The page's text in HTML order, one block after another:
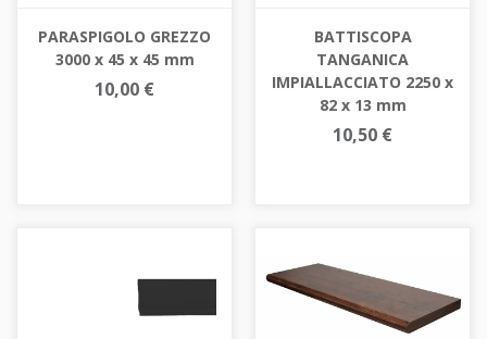
PARASPIGOLO GREZZO
3000 x 45 x 45 mm
10,00 €
BATTISCOPA
TANGANICA
IMPIALLACCIATO 2250 x
82 x 13 mm
10,50 €